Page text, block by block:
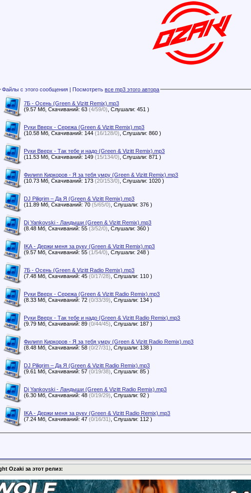
Файлы с этого сообщения | Посмотретьвсе mp3 этого автора
7Б - Осень (Green & Vizitt Remix).mp3
(9.57 Мб, Скачиваний: 63(4/59/0) , Слушали: 451 )
Руки Вверх - Сережа (Green & Vizitt Remix).mp3
(10.58 Мб, Скачиваний: 144(16/128/0) , Слушали: 860 )
Руки Вверх - Так тебе и надо (Green & Vizitt Remix).mp3
(11.53 Мб, Скачиваний: 149(15/134/0) , Слушали: 871 )
Филипп Киркоров - Я за тебя умру (Green & Vizitt Remix).mp3
(10.73 Мб, Скачиваний: 173(20/153/0) , Слушали: 1020 )
DJ Piligrim – Да Я (Green & Vizitt Remix).mp3
(11.89 Мб, Скачиваний: 70(5/65/0) , Слушали: 376 )
Dj Yankovski - Ландыши (Green & Vizitt Remix).mp3
(8.48 Мб, Скачиваний: 55(3/52/0) , Слушали: 360 )
IKA - Держи меня за руку (Green & Vizitt Remix).mp3
(9.57 Мб, Скачиваний: 55(1/54/0) , Слушали: 248 )
7Б - Осень (Green & Vizitt Radio Remix).mp3
(7.48 Мб, Скачиваний: 45(0/17/28) , Слушали: 110 )
Руки Вверх - Сережа (Green & Vizitt Radio Remix).mp3
(8.33 Мб, Скачиваний: 72(0/33/39) , Слушали: 134 )
Руки Вверх - Так тебе и надо (Green & Vizitt Radio Remix).mp3
(9.79 Мб, Скачиваний: 89(0/44/45) , Слушали: 187 )
Филипп Киркоров - Я за тебя умру (Green & Vizitt Radio Remix).mp3
(8.48 Мб, Скачиваний: 58(0/27/31) , Слушали: 138 )
DJ Piligrim – Да Я (Green & Vizitt Radio Remix).mp3
(9.61 Мб, Скачиваний: 57(0/19/38) , Слушали: 85 )
Dj Yankovski - Ландыши (Green & Vizitt Radio Remix).mp3
(6.30 Мб, Скачиваний: 48(0/19/29) , Слушали: 92 )
IKA - Держи меня за руку (Green & Vizitt Radio Remix).mp3
(7.24 Мб, Скачиваний: 47(0/16/31) , Слушали: 112 )
Ozaki за этот релиз: